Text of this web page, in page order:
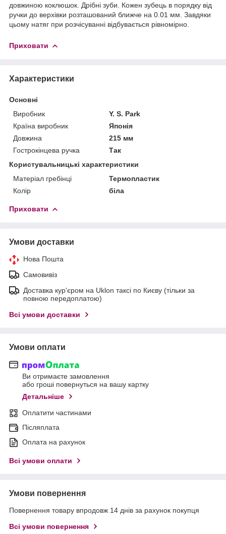
довжиною коклюшок. Дрібні зуби. Кожен зубець в порядку від
ручки до верхівки розташований ближче на 0.01 мм. Завдяки
цьому натяг при розчісуванні відбувається рівномірно.
Приховати
Характеристики
Основні
Виробник
Y. S. Park
Країна виробник
Японія
Довжина
215 мм
Гострокінцева ручка
Так
Користувальницькі характеристики
Матеріал гребінці
Термопластик
Колір
біла
Приховати
Умови доставки
Нова Пошта
Самовивіз
Доставка кур'єром на Uklon таксі по Києву (тільки за
повною передоплатою)
Всі умови доставки
Умови оплати
Ви отримаєте замовлення
або гроші повернуться на вашу картку
Детальніше
Оплатити частинами
Післяплата
Оплата на рахунок
Всі умови оплати
Умови повернення
Повернення товару впродовж 14 днів за рахунок покупця
Всі умови повернення